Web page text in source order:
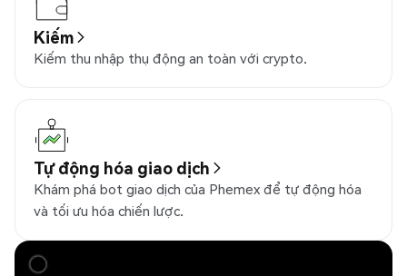
Kiếm
Kiếm thu nhập thụ động an toàn với crypto.
Tự động hóa giao dịch
Khám phá bot giao dịch của Phemex để tự động hóa
và tối ưu hóa chiến lược.